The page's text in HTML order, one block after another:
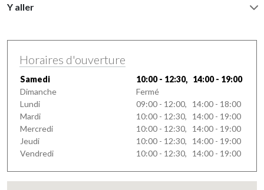
Y aller
Horaires d'ouverture
Samedi
10:00 - 12:30, 14:00 - 19:00
Dimanche
Fermé
Lundi
09:00 - 12:00, 14:00 - 18:00
Mardi
10:00 - 12:30, 14:00 - 19:00
Mercredi
10:00 - 12:30, 14:00 - 19:00
Jeudi
10:00 - 12:30, 14:00 - 19:00
Vendredi
10:00 - 12:30, 14:00 - 19:00